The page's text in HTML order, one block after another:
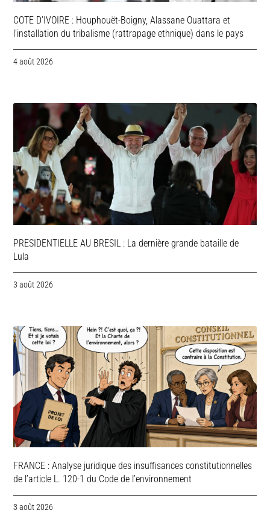
COTE D’IVOIRE : Houphouët-Boigny, Alassane Ouattara et
l’installation du tribalisme (rattrapage ethnique) dans le pays
4 août 2026
PRESIDENTIELLE AU BRESIL : La dernière grande bataille de
Lula
3 août 2026
FRANCE : Analyse juridique des insuffisances constitutionnelles
de l’article L. 120-1 du Code de l’environnement
3 août 2026